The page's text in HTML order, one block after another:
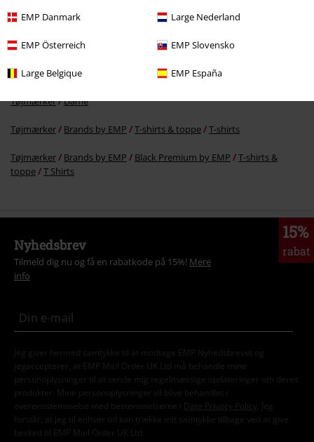
EMP Danmark Large Nederland
EMP Österreich EMP Slovensko
Large Belgique EMP España
More categories. More options.
Tøjmærker Tøj T-shirts & toppe T-shirts
Store størrelser
Tøjmærker Dame
Tøjmærker Brands by EMP T-shirts & toppe T-shirts
Tøjmærker Brands by EMP Black Premium by EMP
T-shirts &
toppe
T Shirts
15%
rabat
Nyhedsbrev
Tilmeld dig nu og få en rabatkode på 15%! Mere
info
Jeg giver hermed samtykke til at modtage EMP Nyhedsbrevet og
jegaccepterer, at EMP Mail Order UK Ltd må behandle mine
personoplysninger til at sende mig regelmæssige opdateringer om deres
produkter. Mine personoplysninger vil blive behandlet i
overensstemmelse med bestemmelserne i
Data Privacy Policy
. Jeg
forstår, at jeg til enhver tid kan trække mit samtykke tilbage ved at give
besked til EMP Mail Order UK Ltd.